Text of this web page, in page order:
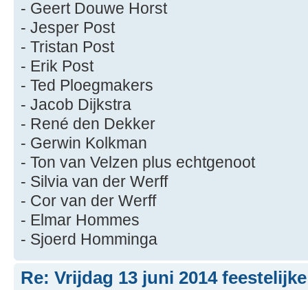
- Geert Douwe Horst
- Jesper Post
- Tristan Post
- Erik Post
- Ted Ploegmakers
- Jacob Dijkstra
- René den Dekker
- Gerwin Kolkman
- Ton van Velzen plus echtgenoot
- Silvia van der Werff
- Cor van der Werff
- Elmar Hommes
- Sjoerd Homminga
Re: Vrijdag 13 juni 2014